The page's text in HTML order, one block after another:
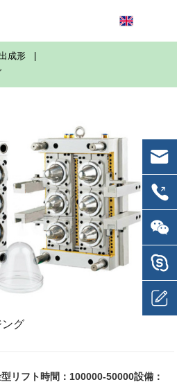
成形
グ
リフト時間：100000-50000設備：